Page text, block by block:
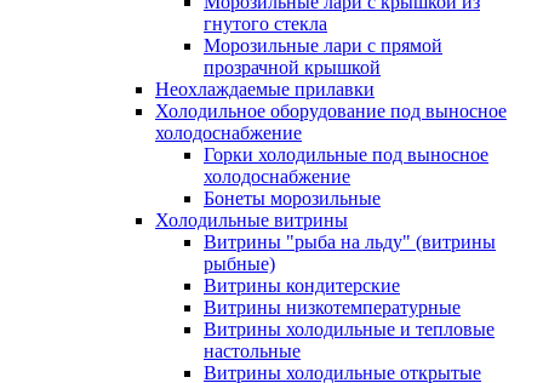
гнутого стекла
Морозильные лари с прямой
прозрачной крышкой
Неохлаждаемые прилавки
Холодильное оборудование под выносное
холодоснабжение
Горки холодильные под выносное
холодоснабжение
Бонеты морозильные
Холодильные витрины
Витрины "рыба на льду" (витрины
рыбные)
Витрины кондитерские
Витрины низкотемпературные
Витрины холодильные и тепловые
настольные
Витрины холодильные открытые